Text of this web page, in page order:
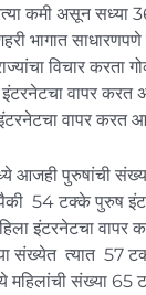
कमी असून सध्या
भागात साधारणपणे
विचार करता
वापर करत
वापर करत
आजही पुरुषांची
54 टक्के पुरुष
इंटरनेटचा वापर
संख्येत त्यात 57
महिलांची संख्या 65